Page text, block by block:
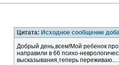
Цитата: Исходное сообщение
Добрый день,всем!Мой ребенок
направили в 66 психо-
высказывания,теперь